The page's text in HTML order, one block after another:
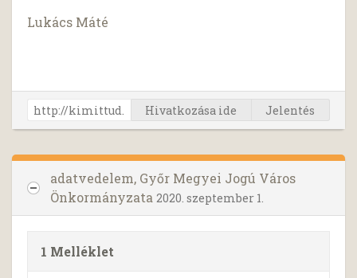
Lukács Máté
Hivatkozása ide Jelentés
adatvedelem, Győr Megyei Jogú Város
Önkormányzata 2020. szeptember 1.
1 Melléklet